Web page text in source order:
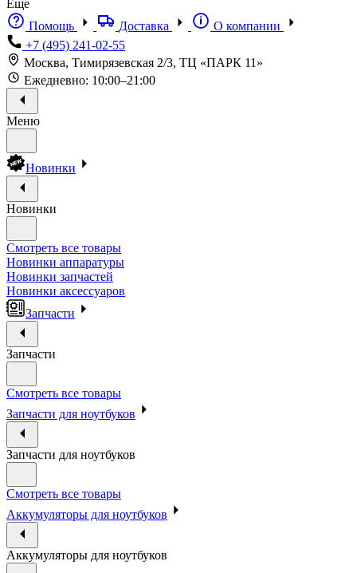
Еще
Помощь
Доставка
О компании
+7 (495) 241-02-55
Москва, Тимирязевская 2/3, ТЦ «ПАРК 11»
Ежедневно: 10:00–21:00
Меню
Новинки
Новинки
Смотреть все товары
Новинки аппаратуры
Новинки запчастей
Новинки аксессуаров
Запчасти
Запчасти
Смотреть все товары
Запчасти для ноутбуков
Запчасти для ноутбуков
Смотреть все товары
Аккумуляторы для ноутбуков
Аккумуляторы для ноутбуков